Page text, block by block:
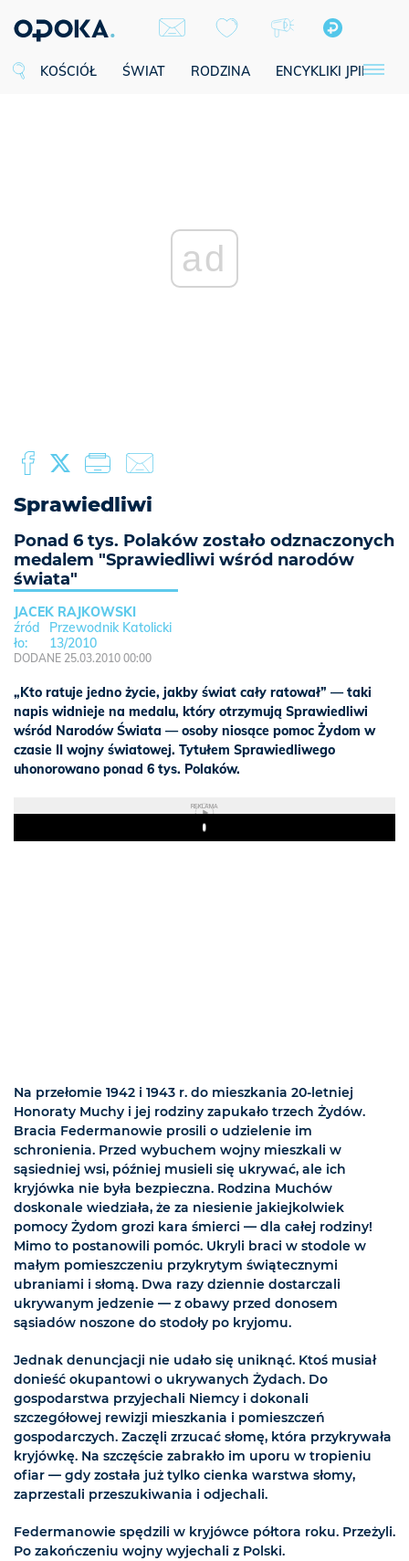
KOŚCIÓŁ ŚWIAT RODZINA ENCYKLIKI JPII
ad
Sprawiedliwi
Ponad 6 tys. Polaków zostało odznaczonych
medalem "Sprawiedliwi wśród narodów
świata"
JACEK RAJKOWSKI
Przewodnik Katolicki
13/2010
DODANE 25.03.2010 00:00
„Kto ratuje jedno życie, jakby świat cały ratował” — taki
napis widnieje na medalu, który otrzymują Sprawiedliwi
wśród Narodów Świata — osoby niosące pomoc Żydom w
czasie II wojny światowej. Tytułem Sprawiedliwego
uhonorowano ponad 6 tys. Polaków.
REKLAMA
Play
Na przełomie 1942 i 1943 r. do mieszkania 20-letniej
Honoraty Muchy i jej rodziny zapukało trzech Żydów.
Bracia Federmanowie prosili o udzielenie im
schronienia. Przed wybuchem wojny mieszkali w
sąsiedniej wsi, później musieli się ukrywać, ale ich
kryjówka nie była bezpieczna. Rodzina Muchów
doskonale wiedziała, że za niesienie jakiejkolwiek
pomocy Żydom grozi kara śmierci — dla całej rodziny!
Mimo to postanowili pomóc. Ukryli braci w stodole w
małym pomieszczeniu przykrytym świątecznymi
ubraniami i słomą. Dwa razy dziennie dostarczali
ukrywanym jedzenie — z obawy przed donosem
sąsiadów noszone do stodoły po kryjomu.
Jednak denuncjacji nie udało się uniknąć. Ktoś musiał
donieść okupantowi o ukrywanych Żydach. Do
gospodarstwa przyjechali Niemcy i dokonali
szczegółowej rewizji mieszkania i pomieszczeń
gospodarczych. Zaczęli zrzucać słomę, która przykrywała
kryjówkę. Na szczęście zabrakło im uporu w tropieniu
ofiar — gdy została już tylko cienka warstwa słomy,
zaprzestali przeszukiwania i odjechali.
Federmanowie spędzili w kryjówce półtora roku. Przeżyli.
Po zakończeniu wojny wyjechali z Polski.